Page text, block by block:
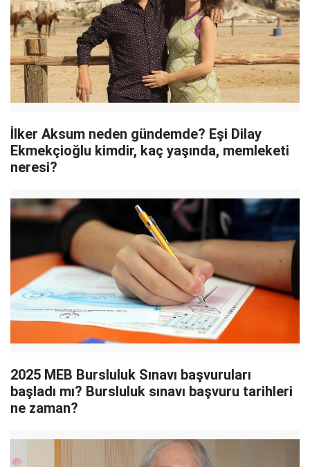
İlker Aksum neden gündemde? Eşi Dilay
Ekmekçioğlu kimdir, kaç yaşında, memleketi
neresi?
2025 MEB Bursluluk Sınavı başvuruları
başladı mı? Bursluluk sınavı başvuru tarihleri
ne zaman?